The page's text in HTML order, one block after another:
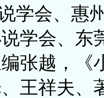
学会、惠
学会、东
张越，《
王祥夫、